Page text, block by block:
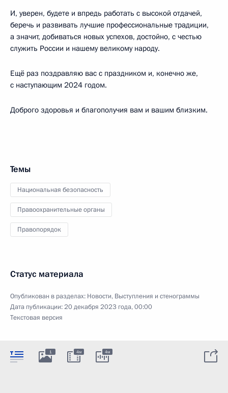
И, уверен, будете и впредь работать с высокой отдачей,
беречь и развивать лучшие профессиональные традиции,
а значит, добиваться новых успехов, достойно, с честью
служить России и нашему великому народу.
Ещё раз поздравляю вас с праздником и, конечно же,
с наступающим 2024 годом.
Доброго здоровья и благополучия вам и вашим близким.
Темы
Национальная безопасность
Правоохранительные органы
Правопорядок
Статус материала
Опубликован в разделах: Новости, Выступления и стенограммы
Дата публикации:20 декабря 2023 года, 00:00
Текстовая версия
1 4м 4м